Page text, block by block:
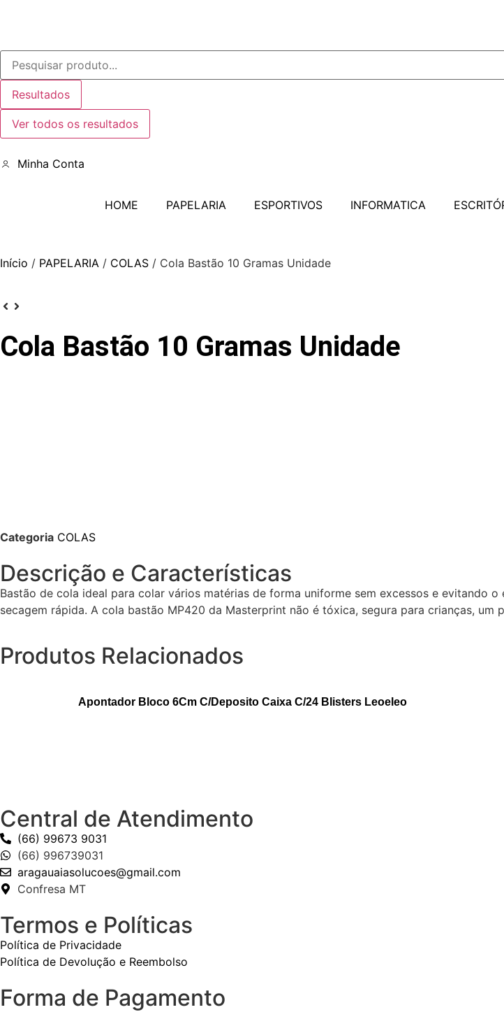
Resultados
Ver todos os resultados
Minha Conta
HOME PAPELARIA ESPORTIVOS INFORMATICA
Início / PAPELARIA / COLAS / Cola Bastão 10 Gramas Unidade
Cola Bastão 10 Gramas Unidade
Categoria COLAS
Descrição e Características
Bastão de cola ideal para colar vários matérias de forma uniforme sem excessos e evitando
secagem rápida. A cola bastão MP420 da Masterprint não é tóxica, segura para crianças,
Produtos Relacionados
Apontador Bloco 6Cm C/Deposito Caixa C/24 Blisters Leoeleo
Central de Atendimento
(66) 99673 9031
(66) 996739031
aragauaiasolucoes@gmail.com
Confresa MT
Termos e Políticas
Política de Privacidade
Política de Devolução e Reembolso
Forma de Pagamento